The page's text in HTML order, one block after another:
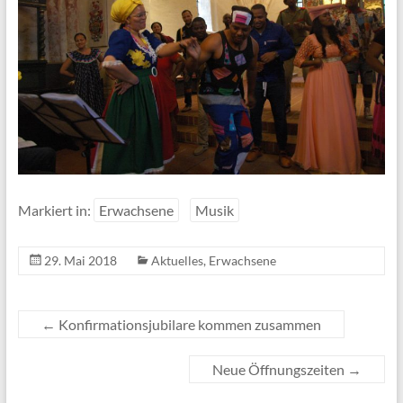
Markiert in: Erwachsene Musik
29. Mai 2018 Aktuelles, Erwachsene
← Konfirmationsjubilare kommen zusammen
Neue Öffnungszeiten →